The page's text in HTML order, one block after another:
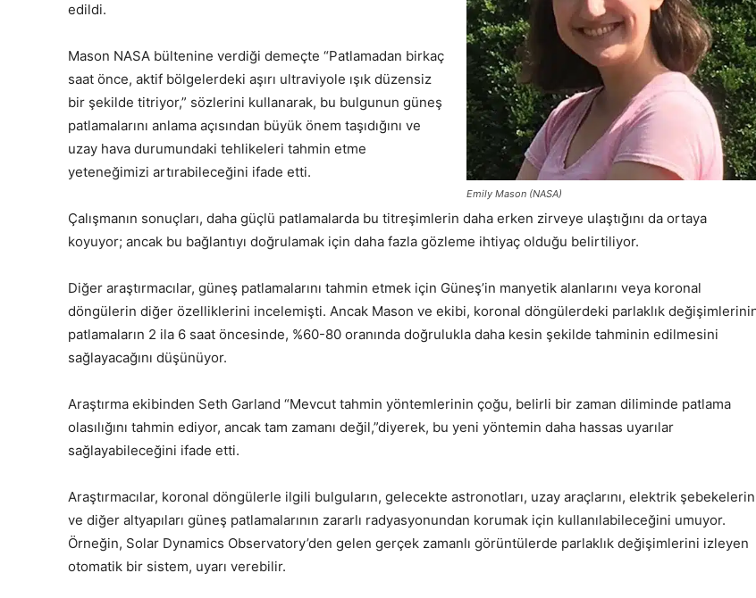
Emily Mason (NASA)
edildi.
Mason NASA bültenine verdiği demeçte “Patlamadan birkaç
saat önce, aktif bölgelerdeki aşırı ultraviyole ışık düzensiz
bir şekilde titriyor,” sözlerini kullanarak, bu bulgunun güneş
patlamalarını anlama açısından büyük önem taşıdığını ve
uzay hava durumundaki tehlikeleri tahmin etme
yeteneğimizi artırabileceğini ifade etti.
Çalışmanın sonuçları, daha güçlü patlamalarda bu titreşimlerin daha erken zirveye ulaştığını da ortaya
koyuyor; ancak bu bağlantıyı doğrulamak için daha fazla gözleme ihtiyaç olduğu belirtiliyor.
Diğer araştırmacılar, güneş patlamalarını tahmin etmek için Güneş’in manyetik alanlarını veya koronal
döngülerin diğer özelliklerini incelemişti. Ancak Mason ve ekibi, koronal döngülerdeki parlaklık
patlamaların 2 ila 6 saat öncesinde, %60-80 oranında doğrulukla daha kesin şekilde tahminin edilmesini
sağlayacağını düşünüyor.
Araştırma ekibinden Seth Garland “Mevcut tahmin yöntemlerinin çoğu, belirli bir zaman diliminde patlama
olasılığını tahmin ediyor, ancak tam zamanı değil,”diyerek, bu yeni yöntemin daha hassas uyarılar
sağlayabileceğini ifade etti.
Araştırmacılar, koronal döngülerle ilgili bulguların, gelecekte astronotları, uzay araçlarını, elektrik
ve diğer altyapıları güneş patlamalarının zararlı radyasyonundan korumak için kullanılabileceğini umuyor.
Örneğin, Solar Dynamics Observatory’den gelen gerçek zamanlı görüntülerde parlaklık değişimlerini izleyen
otomatik bir sistem, uyarı verebilir.